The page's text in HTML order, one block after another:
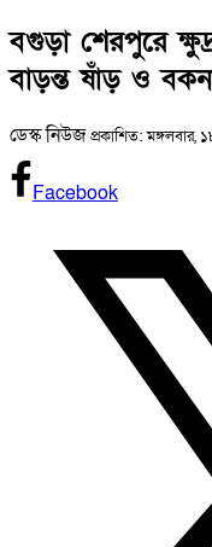
বগুড়া শেরপুরে
বাড়ন্ত ষাঁড় ও
ডেস্ক নিউজপ্রকাশিত: মঙ্গলবার,
Facebook